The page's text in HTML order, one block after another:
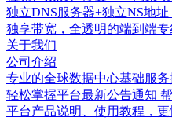
独立DNS服务器+独立NS地址
独享带宽，全透明的端到端专
关于我们
公司介绍
专业的全球数据中心基础服
轻松掌握平台最新公告通知
平台产品说明、使用教程，